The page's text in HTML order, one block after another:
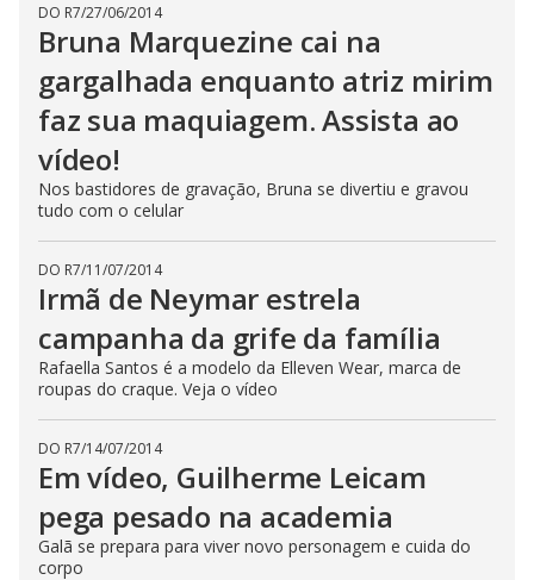
DO R7/27/06/2014
Bruna Marquezine cai na
gargalhada enquanto atriz mirim
faz sua maquiagem. Assista ao
vídeo!
Nos bastidores de gravação, Bruna se divertiu e gravou
tudo com o celular
DO R7/11/07/2014
Irmã de Neymar estrela
campanha da grife da família
Rafaella Santos é a modelo da Elleven Wear, marca de
roupas do craque. Veja o vídeo
DO R7/14/07/2014
Em vídeo, Guilherme Leicam
pega pesado na academia
Galã se prepara para viver novo personagem e cuida do
corpo